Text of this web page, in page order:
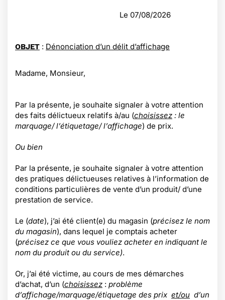
Le 07/08/2026
OBJET : Dénonciation d’un délit d’affichage
Madame, Monsieur,
Par la présente, je souhaite signaler à votre attention
des faits délictueux relatifs à/au (choisissez : le
marquage/ l’étiquetage/ l’affichage) de prix.
Ou bien
Par la présente, je souhaite signaler à votre attention
des pratiques délictueuses relatives à l’information de
conditions particulières de vente d’un produit/ d’une
prestation de service.
Le (date), j’ai été client(e) du magasin (précisez le nom
du magasin), dans lequel je comptais acheter
(précisez ce que vous vouliez acheter en indiquant le
nom du produit ou du service).
Or, j’ai été victime, au cours de mes démarches
d’achat, d’un (choisissez : problème
d’affichage/marquage/étiquetage des prix et/ou d’un